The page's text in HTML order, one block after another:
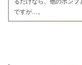
るだけなら、他のポンプ
ですが…。